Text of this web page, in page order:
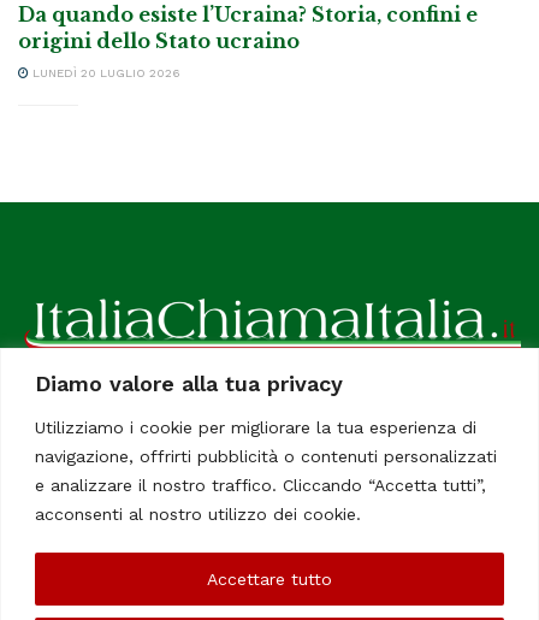
Diamo valore alla tua privacy
Utilizziamo i cookie per migliorare la tua esperienza di
navigazione, offrirti pubblicità o contenuti personalizzati
e analizzare il nostro traffico. Cliccando “Accetta tutti”,
acconsenti al nostro utilizzo dei cookie.
Accettare tutto
Da quando esiste l’Ucraina? Storia, confini e
origini dello Stato ucraino
LUNEDÌ 20 LUGLIO 2026
ItaliaChiamaItalia, il TUO quotidiano online preferito.
Dedicato in particolare a tutti gli italiani residenti all'estero.
Tutti i diritti sono riservati. Quotidiano online indipendente
Le Firme